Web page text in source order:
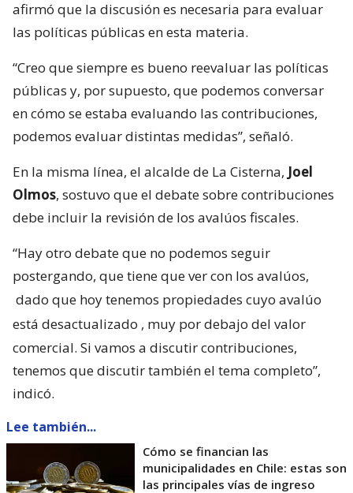
afirmó que la discusión es necesaria para evaluar
las políticas públicas en esta materia.
“Creo que siempre es bueno reevaluar las políticas
públicas y, por supuesto, que podemos conversar
en cómo se estaba evaluando las contribuciones,
podemos evaluar distintas medidas”, señaló.
En la misma línea, el alcalde de La Cisterna, Joel
Olmos, sostuvo que el debate sobre contribuciones
debe incluir la revisión de los avalúos fiscales.
“Hay otro debate que no podemos seguir
postergando, que tiene que ver con los avalúos,
dado que hoy tenemos propiedades cuyo avalúo
está desactualizado , muy por debajo del valor
comercial. Si vamos a discutir contribuciones,
tenemos que discutir también el tema completo”,
indicó.
Lee también...
Cómo se financian las
municipalidades en Chile: estas son
las principales vías de ingreso